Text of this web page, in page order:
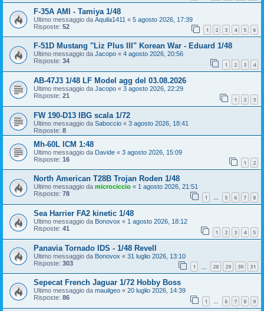
F-35A AMI - Tamiya 1/48
Ultimo messaggio da Aquila1411 « 5 agosto 2026, 17:39
Risposte: 52 1 2 3 4 5 6
F-51D Mustang "Liz Plus III" Korean War - Eduard 1/48
Ultimo messaggio da Jacopo « 4 agosto 2026, 20:56
Risposte: 34 1 2 3 4
AB-47J3 1/48 LF Model agg del 03.08.2026
Ultimo messaggio da Jacopo « 3 agosto 2026, 22:29
Risposte: 21 1 2 3
FW 190-D13 IBG scala 1/72
Ultimo messaggio da Saboccio « 3 agosto 2026, 18:41
Risposte: 8
Mh-60L ICM 1:48
Ultimo messaggio da Davide « 3 agosto 2026, 15:09
Risposte: 16 1 2
North American T28B Trojan Roden 1/48
Ultimo messaggio da microciccio « 1 agosto 2026, 21:51
Risposte: 78 1 … 5 6 7 8
Sea Harrier FA2 kinetic 1/48
Ultimo messaggio da Bonovox « 1 agosto 2026, 18:12
Risposte: 41 1 2 3 4 5
Panavia Tornado IDS - 1/48 Revell
Ultimo messaggio da Bonovox « 31 luglio 2026, 13:10
Risposte: 303 1 28 29 30 31
Sepecat French Jaguar 1/72 Hobby Boss
Ultimo messaggio da mauilgeo « 20 luglio 2026, 14:39
Risposte: 86 1 … 6 7 8 9